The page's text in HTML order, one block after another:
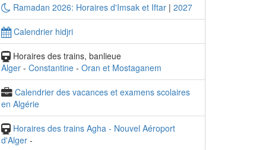
Ramadan 2026: Horaires d'Imsak et Iftar | 2027
Calendrier hidjri
Horaires des trains, banlieue
Alger - Constantine - Oran et Mostaganem
Calendrier des vacances et examens scolaires
en Algérie
Horaires des trains Agha - Nouvel Aéroport
d'Alger -